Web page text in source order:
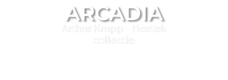
ARCADIA
Arthur Krupp - Bestek
collectie